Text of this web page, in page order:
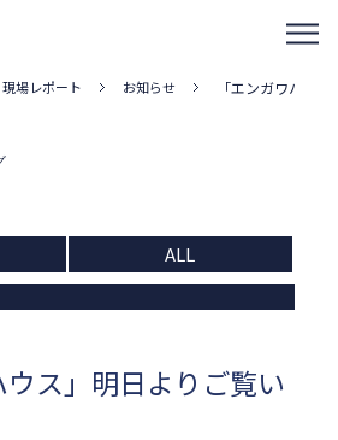
現場レポート お知らせ 「エンガワハウ
ALL
ウス」明日よりご覧い